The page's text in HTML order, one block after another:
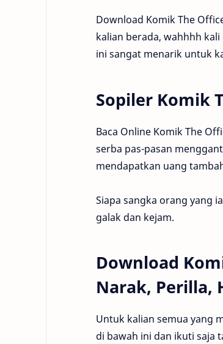
Download Komik The
kalian berada, wahhhh
ini sangat menarik untuk
Sopiler Komik
Baca Online Komik The
serba pas-pasan
mendapatkan uang
Siapa sangka orang yang
galak dan kejam.
Download
Narak, Perilla,
Untuk kalian semua yang
di bawah ini dan ikuti saja